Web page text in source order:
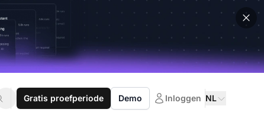
Gratis proefperiode Demo Inloggen NL